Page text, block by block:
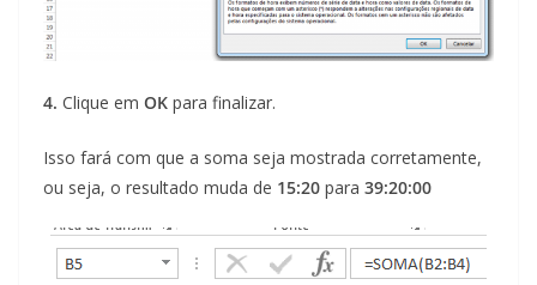
4. Clique em OK para finalizar.
Isso fará com que a soma seja mostrada corretamente,
ou seja, o resultado muda de 15:20 para 39:20:00